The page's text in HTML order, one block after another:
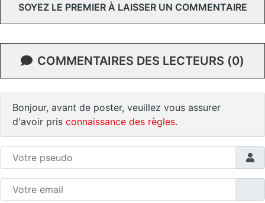
SOYEZ LE PREMIER À LAISSER UN COMMENTAIRE
COMMENTAIRES DES LECTEURS (0)
Bonjour, avant de poster, veuillez vous assurer
d'avoir pris connaissance des règles.